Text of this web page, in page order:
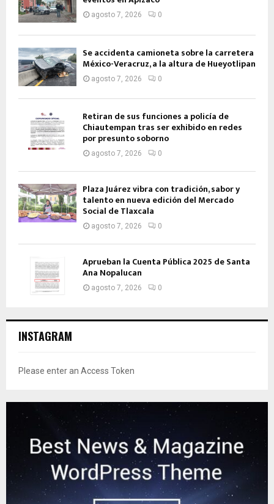
agosto 7, 2026 0
Se accidenta camioneta sobre la carretera
México-Veracruz, a la altura de Hueyotlipan
agosto 7, 2026 0
Retiran de sus funciones a policía de
Chiautempan tras ser exhibido en redes
por presunto soborno
agosto 7, 2026 0
Plaza Juárez vibra con tradición, sabor y
talento en nueva edición del Mercado
Social de Tlaxcala
agosto 7, 2026 0
Aprueban la Cuenta Pública 2025 de Santa
Ana Nopalucan
agosto 7, 2026 0
INSTAGRAM
Please enter an Access Token